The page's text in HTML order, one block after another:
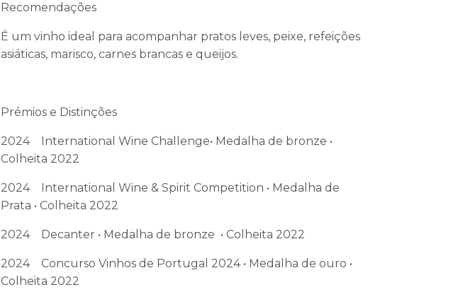
Recomendações
É um vinho ideal para acompanhar pratos leves, peixe, refeições
asiáticas, marisco, carnes brancas e queijos.
Prémios e Distinções
2024 International Wine Challenge• Medalha de bronze •
Colheita 2022
2024 International Wine & Spirit Competition • Medalha de
Prata • Colheita 2022
2024 Decanter • Medalha de bronze • Colheita 2022
2024 Concurso Vinhos de Portugal 2024 • Medalha de ouro •
Colheita 2022